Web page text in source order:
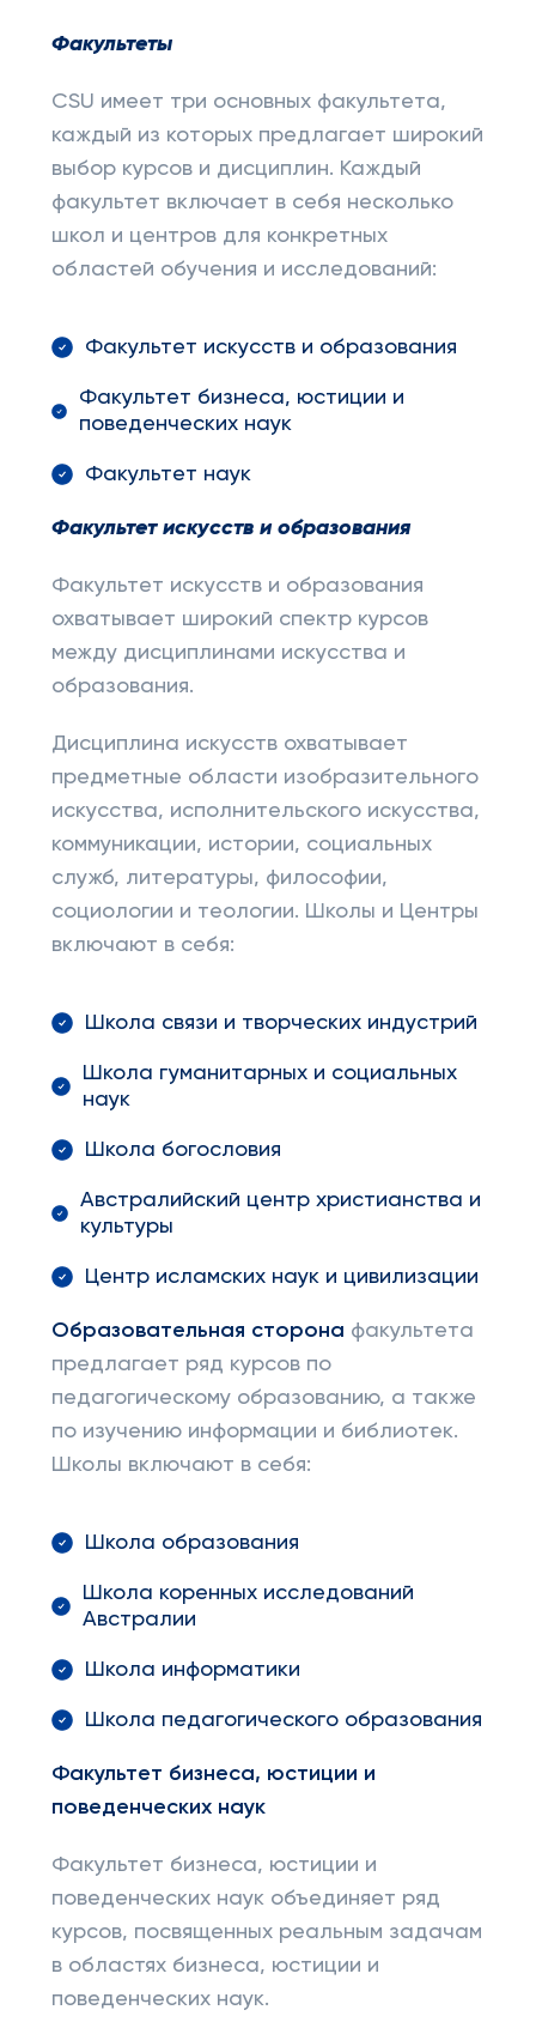
Факультеты
CSU имеет три основных факультета,
каждый из которых предлагает широкий
выбор курсов и дисциплин. Каждый
факультет включает в себя несколько
школ и центров для конкретных
областей обучения и исследований:
Факультет искусств и образования
Факультет бизнеса, юстиции и
поведенческих наук
Факультет наук
Факультет искусств и образования
Факультет искусств и образования
охватывает широкий спектр курсов
между дисциплинами искусства и
образования.
Дисциплина искусств охватывает
предметные области изобразительного
искусства, исполнительского искусства,
коммуникации, истории, социальных
служб, литературы, философии,
социологии и теологии. Школы и Центры
включают в себя:
Школа связи и творческих индустрий
Школа гуманитарных и социальных
наук
Школа богословия
Австралийский центр христианства и
культуры
Центр исламских наук и цивилизации
Образовательная сторона факультета
предлагает ряд курсов по
педагогическому образованию, а также
по изучению информации и библиотек.
Школы включают в себя:
Школа образования
Школа коренных исследований
Австралии
Школа информатики
Школа педагогического образования
Факультет бизнеса, юстиции и
поведенческих наук
Факультет бизнеса, юстиции и
поведенческих наук объединяет ряд
курсов, посвященных реальным задачам
в областях бизнеса, юстиции и
поведенческих наук.